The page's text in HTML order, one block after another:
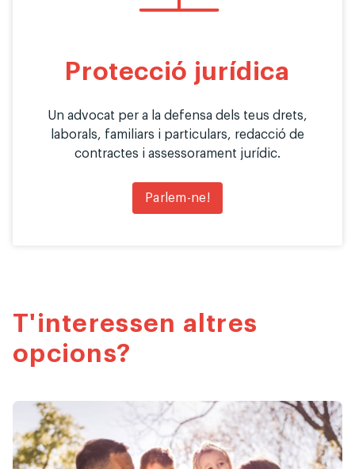
Protecció jurídica
Un advocat per a la defensa dels teus drets,
laborals, familiars i particulars, redacció de
contractes i assessorament jurídic.
Parlem-ne!
T'interessen altres
opcions?